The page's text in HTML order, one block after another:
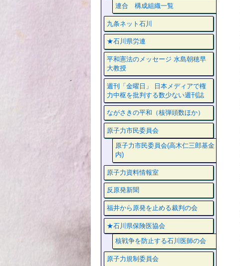
連合 構成組織一覧
九条ネット石川
★石川県労連
平和憲法のメッセージ 水島朝穂早
大教授
週刊「金曜日」 日本メディアで権
力中枢を批判する数少ない週刊誌
ながさきの平和（核弾頭数ほか）
原子力市民委員会
原子力市民委員会(高木仁三郎基金
内)
原子力資料情報室
反原発新聞
福井から原発を止める裁判の会
★石川県保険医協会
核戦争を防止する石川医師の会
原子力規制委員会